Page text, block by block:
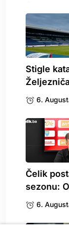
Stigle
6.
Čelik
sezonu:
6.